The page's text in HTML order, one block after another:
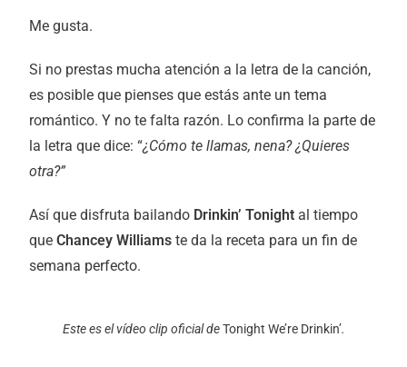
Me gusta.
Si no prestas mucha atención a la letra de la canción,
es posible que pienses que estás ante un tema
romántico. Y no te falta razón. Lo confirma la parte de
la letra que dice: “¿Cómo te llamas, nena? ¿Quieres
otra?”
Así que disfruta bailando Drinkin’ Tonight al tiempo
queChancey Williamste da la receta para un fin de
semana perfecto.
Este es el vídeo clip oficial deTonight We’re Drinkin’.